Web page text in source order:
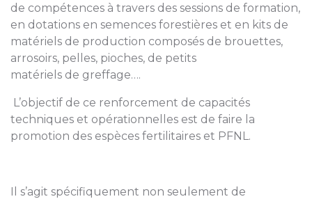
de compétences à travers des sessions de formation,
en dotations en semences forestières et en kits de
matériels de production composés de brouettes,
arrosoirs, pelles, pioches, de petits
matériels de greffage….
L’objectif de ce renforcement de capacités
techniques et opérationnelles est de faire la
promotion des espèces fertilitaires et PFNL.
Il s’agit spécifiquement non seulement de